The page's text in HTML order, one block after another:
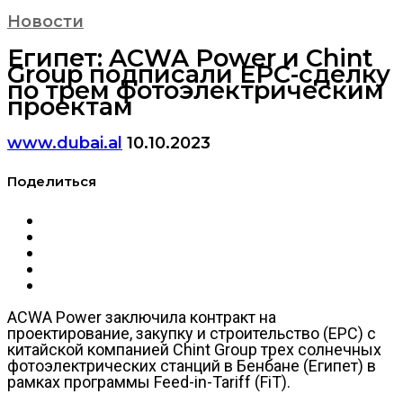
Новости
Египет: ACWA Power и Chint
Group подписали EPC-сделку
по трем фотоэлектрическим
проектам
www.dubai.al 10.10.2023
Поделиться
ACWA Power заключила контракт на
проектирование, закупку и строительство (EPC) с
китайской компанией Chint Group трех солнечных
фотоэлектрических станций в Бенбане (Египет) в
рамках программы Feed-in-Tariff (FiT).